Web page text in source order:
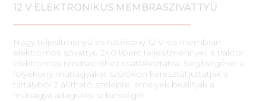
12 V ELEKTRONIKUS MEMBRASZIVATTYÚ
Nagy teljesítményű és hatékony 12 V-os membrán
elektromos szivattyú 240 l/perc teljesítménnyel, a traktor
elektromos rendszeréhez csatlakoztatva. Segítségével a
folyékony műtrágyákat szűrőkön keresztül juttatják a
tartályból 2 állítható szelepre, amelyek beállítják a
műtrágya adagolási sebességét.